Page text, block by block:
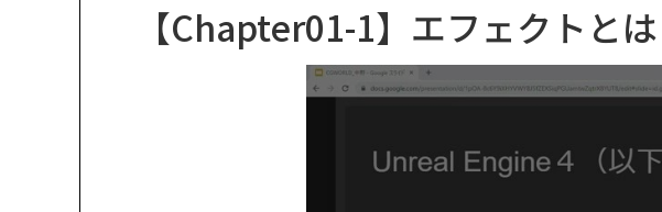
【Chapter01-1】エフェクトとは